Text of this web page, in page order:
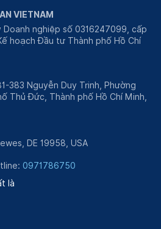
VIETNAM
nghiệp số 0316247099, cấp
hoạch Đầu tư Thành phố Hồ Chí
383 Nguyễn Duy Trinh, Phường
Thủ Đức, Thành phố Hồ Chí Minh,
DE 19958, USA
0971786750
là